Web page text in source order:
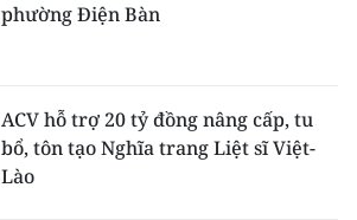
phường Điện Bàn
ACV hỗ trợ 20 tỷ đồng nâng cấp, tu
bổ, tôn tạo Nghĩa trang Liệt sĩ Việt-
Lào